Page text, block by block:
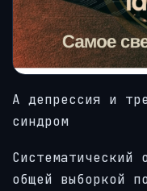
А депрессия и
синдром
Систематический
общей выборкой